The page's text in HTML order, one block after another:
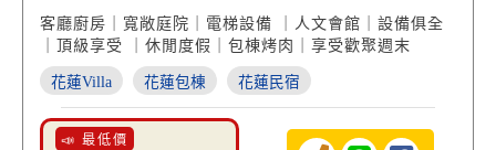
客廳廚房｜寬敞庭院｜電梯設備 ｜人文會館｜設備俱全
｜頂級享受 ｜休閒度假｜包棟烤肉｜享受歡聚週末
花蓮Villa 花蓮包棟 花蓮民宿
📣 最低價